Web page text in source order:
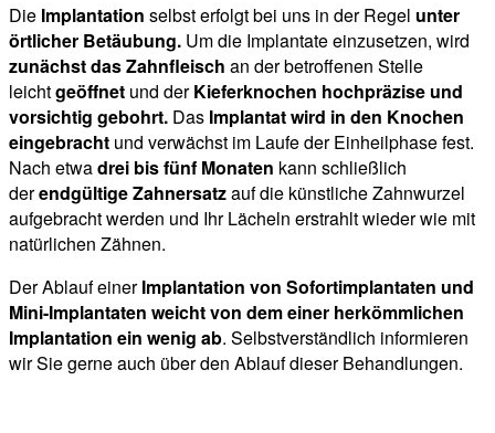
Die Implantation selbst erfolgt bei uns in der Regel unter
örtlicher Betäubung. Um die Implantate einzusetzen, wird
zunächst das Zahnfleisch an der betroffenen Stelle
leichtgeöffnet und derKieferknochen hochpräzise und
vorsichtig gebohrt. Das Implantat wird in den Knochen
eingebracht und verwächst im Laufe der Einheilphase fest.
Nach etwadrei bis fünf Monaten kann schließlich
derendgültige Zahnersatzauf die künstliche Zahnwurzel
aufgebracht werden und Ihr Lächeln erstrahlt wieder wie mit
natürlichen Zähnen.
Der Ablauf einerImplantation von Sofortimplantaten und
Mini-Implantaten weicht von dem einer herkömmlichen
Implantation ein wenig ab. Selbstverständlich informieren
wir Sie gerne auch über den Ablauf dieser Behandlungen.